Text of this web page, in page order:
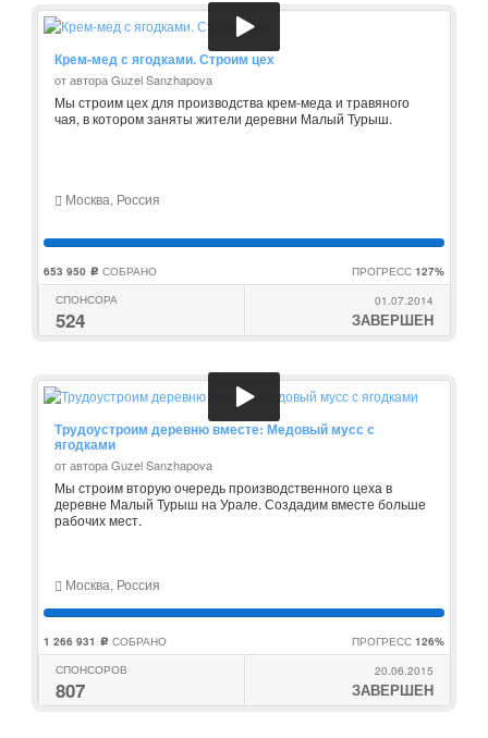
Крем-мед с ягодками. Строим цех
от автора Guzel Sanzhapova
Мы строим цех для производства крем-меда и травяного
чая, в котором заняты жители деревни Малый Турыш.
Москва, Россия
653 950 c СОБРАНО ПРОГРЕСС 127%
СПОНСОРА
524
01.07.2014
ЗАВЕРШЕН
Трудоустроим деревню вместе: Медовый мусс с
ягодками
от автора Guzel Sanzhapova
Мы строим вторую очередь производственного цеха в
деревне Малый Турыш на Урале. Создадим вместе больше
рабочих мест.
Москва, Россия
1 266 931 c СОБРАНО ПРОГРЕСС 126%
СПОНСОРОВ
807
20.06.2015
ЗАВЕРШЕН